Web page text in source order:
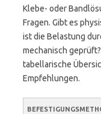
Klebe- oder
Fragen. Gibt es
ist die Belastung
mechanisch
tabellarische
Empfehlungen.